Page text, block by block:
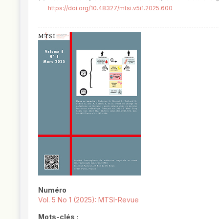
https://doi.org/10.48327/mtsi.v5i1.2025.600
Numéro
Vol. 5 No 1 (2025): MTSI-Revue
Mots-clés :